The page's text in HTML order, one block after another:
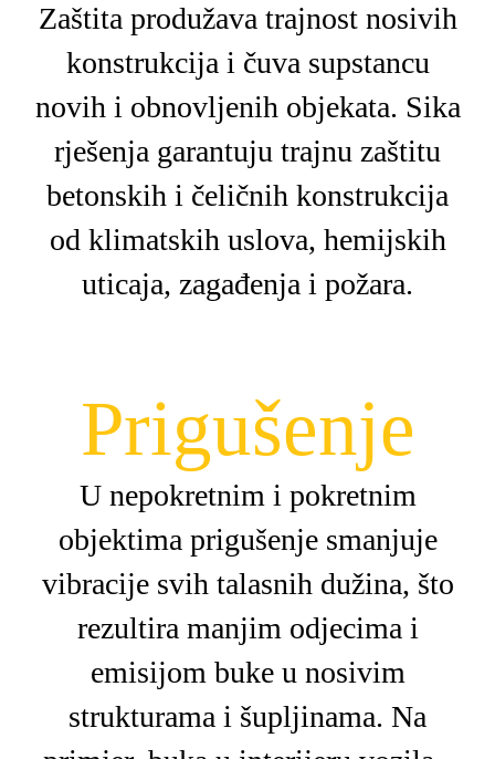
Zaštita produžava trajnost nosivih
konstrukcija i čuva supstancu
novih i obnovljenih objekata. Sika
rješenja garantuju trajnu zaštitu
betonskih i čeličnih konstrukcija
od klimatskih uslova, hemijskih
uticaja, zagađenja i požara.
Prigušenje
U nepokretnim i pokretnim
objektima prigušenje smanjuje
vibracije svih talasnih dužina, što
rezultira manjim odjecima i
emisijom buke u nosivim
strukturama i šupljinama. Na